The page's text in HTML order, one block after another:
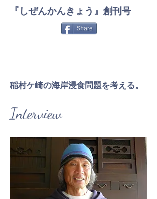
『しぜんかんきょう』創刊号
Share
稲村ケ崎の海岸浸食問題を考える。
Interview